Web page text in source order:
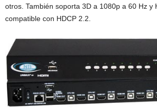
otros. También soporta 3D a 1080p a 60 Hz y
compatible con HDCP 2.2.